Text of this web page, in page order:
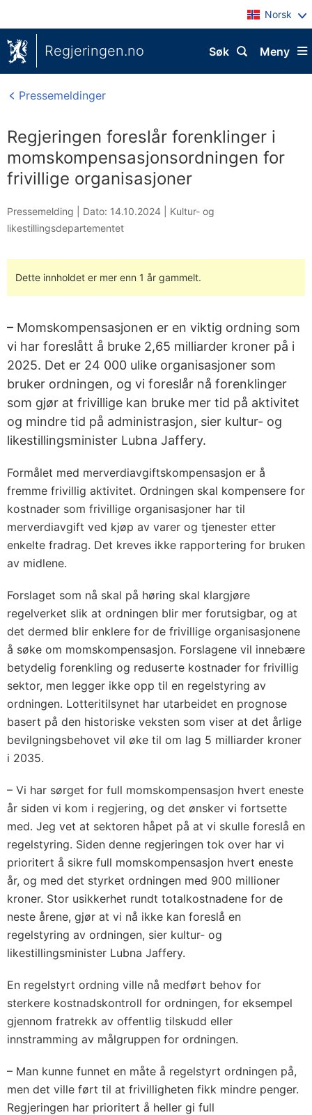
Norsk
Regjeringen.no Meny
Søk
Pressemeldinger
Regjeringen foreslår forenklinger i
momskompensasjonsordningen for
frivillige organisasjoner
Pressemelding | Dato: 14.10.2024
Kultur- og
likestillingsdepartementet
Dette innholdet er mer enn 1 år gammelt.
– Momskompensasjonen er en viktig ordning som
vi har foreslått å bruke 2,65 milliarder kroner på i
2025. Det er 24 000 ulike organisasjoner som
bruker ordningen, og vi foreslår nå forenklinger
som gjør at frivillige kan bruke mer tid på aktivitet
og mindre tid på administrasjon, sier kultur- og
likestillingsminister Lubna Jaffery.
Formålet med merverdiavgiftskompensasjon er å
fremme frivillig aktivitet. Ordningen skal kompensere for
kostnader som frivillige organisasjoner har til
merverdiavgift ved kjøp av varer og tjenester etter
enkelte fradrag. Det kreves ikke rapportering for bruken
av midlene.
Forslaget som nå skal på høring skal klargjøre
regelverket slik at ordningen blir mer forutsigbar, og at
det dermed blir enklere for de frivillige organisasjonene
å søke om momskompensasjon. Forslagene vil innebære
betydelig forenkling og reduserte kostnader for frivillig
sektor, men legger ikke opp til en regelstyring av
ordningen. Lotteritilsynet har utarbeidet en prognose
basert på den historiske veksten som viser at det årlige
bevilgningsbehovet vil øke til om lag 5 milliarder kroner
i 2035.
– Vi har sørget for full momskompensasjon hvert eneste
år siden vi kom i regjering, og det ønsker vi fortsette
med. Jeg vet at sektoren håpet på at vi skulle foreslå en
regelstyring. Siden denne regjeringen tok over har vi
prioritert å sikre full momskompensasjon hvert eneste
år, og med det styrket ordningen med 900 millioner
kroner. Stor usikkerhet rundt totalkostnadene for de
neste årene, gjør at vi nå ikke kan foreslå en
regelstyring av ordningen, sier kultur- og
likestillingsminister Lubna Jaffery.
En regelstyrt ordning ville nå medført behov for
sterkere kostnadskontroll for ordningen, for eksempel
gjennom fratrekk av offentlig tilskudd eller
innstramming av målgruppen for ordningen.
– Man kunne funnet en måte å regelstyrt ordningen på,
men det ville ført til at frivilligheten fikk mindre penger.
Regjeringen har prioritert å heller gi full